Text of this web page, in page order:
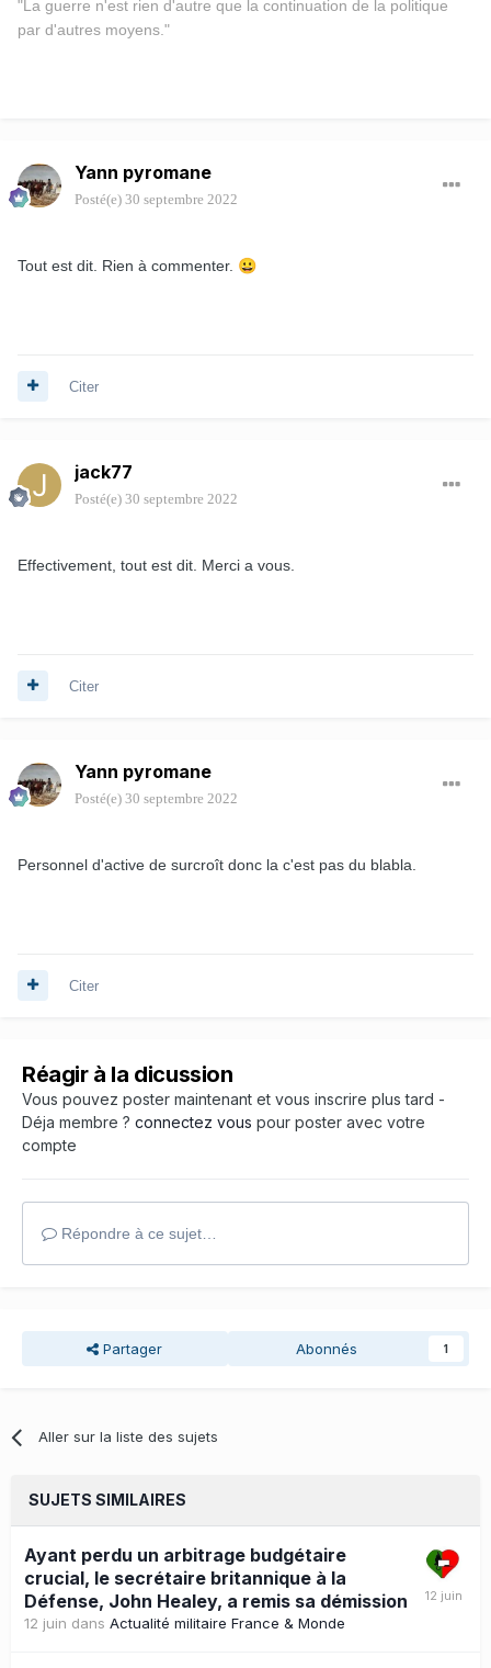
" La guerre n'est rien d'autre que la continuation de la politique
par d'autres moyens."
Yann pyromane
Posté(e) 30 septembre 2022
Tout est dit. Rien à commenter. 😀
Citer
jack77
Posté(e) 30 septembre 2022
Effectivement, tout est dit. Merci a vous.
Citer
Yann pyromane
Posté(e) 30 septembre 2022
Personnel d'active de surcroît donc la c'est pas du blabla.
Citer
Réagir à la dicussion
Vous pouvez poster maintenant et vous inscrire plus tard -
Déja membre ? connectez vous pour poster avec votre
compte
Répondre à ce sujet…
Partager Abonnés 1
Aller sur la liste des sujets
SUJETS SIMILAIRES
Ayant perdu un arbitrage budgétaire
crucial, le secrétaire britannique à la
Défense, John Healey, a remis sa démission
12 juin dans Actualité militaire France & Monde